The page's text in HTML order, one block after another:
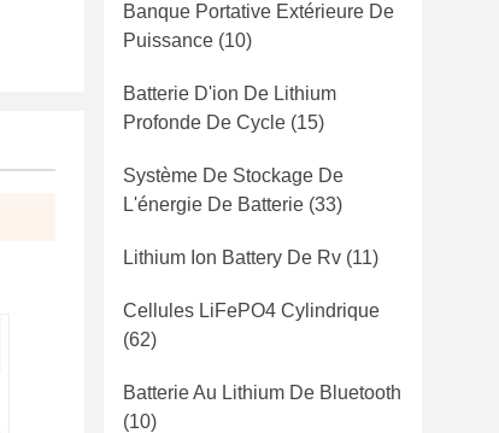
Banque Portative Extérieure De
Puissance (10)
Batterie D'ion De Lithium
Profonde De Cycle (15)
Système De Stockage De
L'énergie De Batterie (33)
Lithium Ion Battery De Rv (11)
Cellules LiFePO4 Cylindrique
(62)
Batterie Au Lithium De Bluetooth
(10)